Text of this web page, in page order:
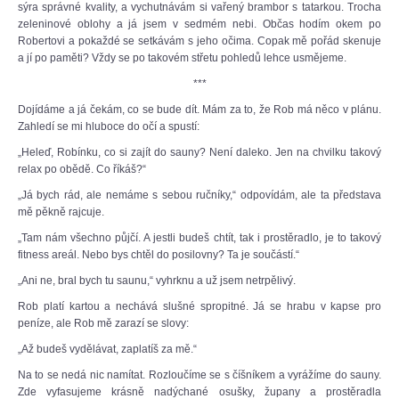
sýra správné kvality, a vychutnávám si vařený brambor s tatarkou. Trocha
zeleninové oblohy a já jsem v sedmém nebi. Občas hodím okem po
Robertovi a pokaždé se setkávám s jeho očima. Copak mě pořád skenuje
a jí po paměti? Vždy se po takovém střetu pohledů lehce usmějeme.
***
Dojídáme a já čekám, co se bude dít. Mám za to, že Rob má něco v plánu.
Zahledí se mi hluboce do očí a spustí:
„Heleď, Robínku, co si zajít do sauny? Není daleko. Jen na chvilku takový
relax po obědě. Co říkáš?“
„Já bych rád, ale nemáme s sebou ručníky,“ odpovídám, ale ta představa
mě pěkně rajcuje.
„Tam nám všechno půjčí. A jestli budeš chtít, tak i prostěradlo, je to takový
fitness areál. Nebo bys chtěl do posilovny? Ta je součástí.“
„Ani ne, bral bych tu saunu,“ vyhrknu a už jsem netrpělivý.
Rob platí kartou a nechává slušné spropitné. Já se hrabu v kapse pro
peníze, ale Rob mě zarazí se slovy:
„Až budeš vydělávat, zaplatíš za mě.“
Na to se nedá nic namítat. Rozloučíme se s číšníkem a vyrážíme do sauny.
Zde vyfasujeme krásně nadýchané osušky, župany a prostěradla